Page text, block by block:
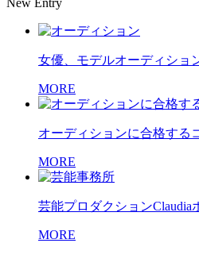
女優、モデルオーディショ
MORE
オーディションに合格する
MORE
芸能プロダクション
MORE